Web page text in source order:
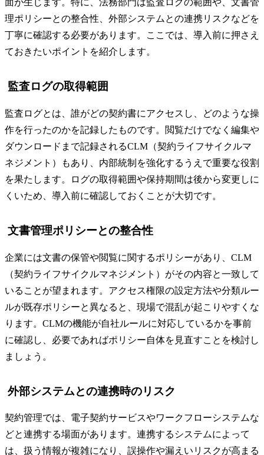
面が生じます。特に、法務部門は監査ログの範囲や、文書管
理ポリシーとの整合性、外部システムとの連携リスクなどを
丁寧に確認する必要があります。ここでは、導入前に押さえ
ておきたいポイントを紹介します。
監査ログの取得範囲
監査ログとは、誰がどの契約書にアクセスし、どのような操
作を行ったのかを記録したものです。閲覧だけでなく編集や
ダウンロードまで記録されるCLM（契約ライフサイクルマ
ネジメント）もあり、内部統制を強化するうえで重要な役割
を果たします。ログの取得範囲や保持期間は後から変更しに
くいため、導入前に確認しておくことが大切です。
文書管理ポリシーとの整合性
企業には文書の保管や閲覧に関するポリシーがあり、CLM
（契約ライフサイクルマネジメント）がその内容と一致して
いることが望まれます。アクセス権限の設定方法や分類ルー
ルが既存ポリシーと異なると、現場で混乱が起こりやすくな
ります。CLMの機能が自社ルールに対応しているかを事前
に確認し、必要であればポリシー自体を見直すことを検討し
ましょう。
外部システムとの連携時のリスク
契約管理では、電子契約サービスやワークフローシステムな
どと連携する場面があります。連携するシステムによって
は、扱う情報が複雑になり、誤操作や漏えいリスクが高まる